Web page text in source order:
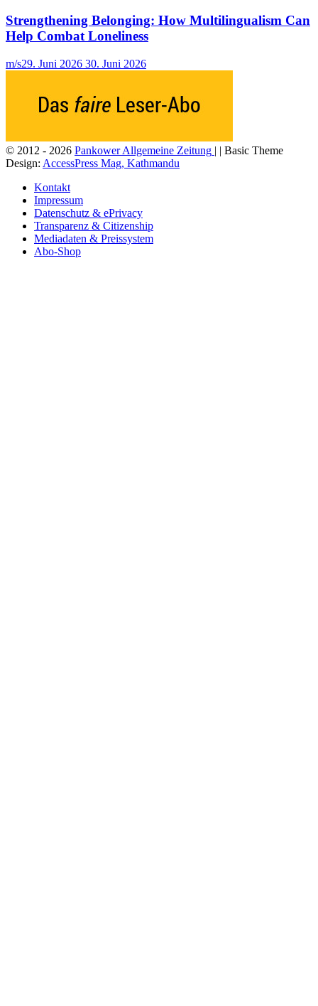
Strengthening Belonging: How Multilingualism Can
Help Combat Loneliness
m/s29. Juni 2026 30. Juni 2026
© 2012 - 2026 Pankower Allgemeine Zeitung | | Basic Theme
Design: AccessPress Mag, Kathmandu
Kontakt
Impressum
Datenschutz & ePrivacy
Transparenz & Citizenship
Mediadaten & Preissystem
Abo-Shop